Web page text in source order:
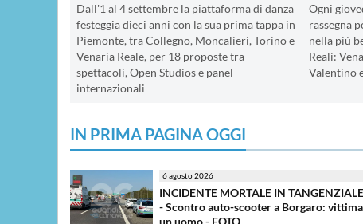
Dall'1 al 4 settembre la piattaforma di danza
festeggia dieci anni con la sua prima tappa in
Piemonte, tra Collegno, Moncalieri, Torino e
Venaria Reale, per 18 proposte tra
spettacoli, Open Studios e panel
internazionali
Ogni
rassegna
nella più
Reali:
Valentino
IN PRIMA PAGINA OGGI
6 agosto 2026
INCIDENTE MORTALE IN TANGENZIALE
- Scontro auto-scooter a Borgaro: vittima
un uomo - FOTO